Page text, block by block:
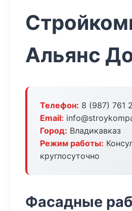
Альянс
Телефон: 8 (987) 761
Email:
Город: Владикавказ
Режим работы:
круглосуточно
Фасадные